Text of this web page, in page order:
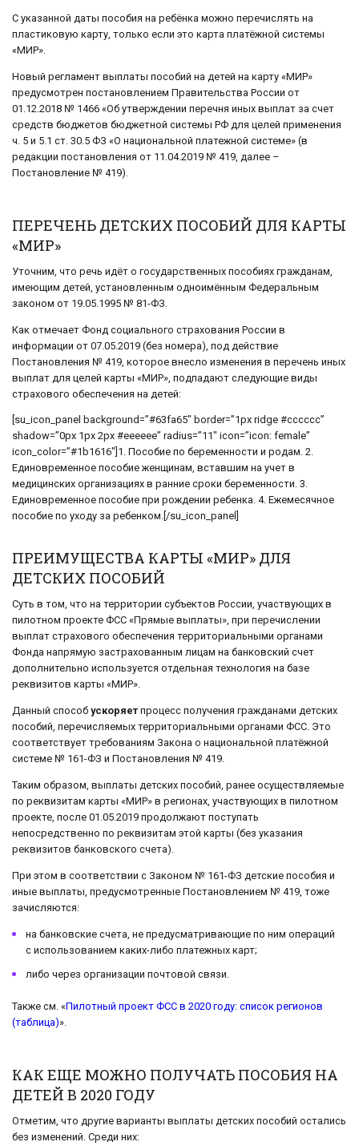
С указанной даты пособия на ребёнка можно перечислять на
пластиковую карту, только если это карта платёжной системы
«МИР».
Новый регламент выплаты пособий на детей на карту «МИР»
предусмотрен постановлением Правительства России от
01.12.2018 № 1466 «Об утверждении перечня иных выплат за счет
средств бюджетов бюджетной системы РФ для целей применения
ч. 5 и 5.1 ст. 30.5 ФЗ «О национальной платежной системе» (в
редакции постановления от 11.04.2019 № 419, далее –
Постановление № 419).
ПЕРЕЧЕНЬ ДЕТСКИХ ПОСОБИЙ ДЛЯ КАРТЫ
«МИР»
Уточним, что речь идёт о государственных пособиях гражданам,
имеющим детей, установленным одноимённым Федеральным
законом от 19.05.1995 № 81-ФЗ.
Как отмечает Фонд социального страхования России в
информации от 07.05.2019 (без номера), под действие
Постановления № 419, которое внесло изменения в перечень иных
выплат для целей карты «МИР», подпадают следующие виды
страхового обеспечения на детей:
[su_icon_panel background=”#63fa65″ border=”1px ridge #cccccc”
shadow=”0px 1px 2px #eeeeee” radius=”11″ icon=”icon: female”
icon_color=”#1b1616″]1. Пособие по беременности и родам. 2.
Единовременное пособие женщинам, вставшим на учет в
медицинских организациях в ранние сроки беременности. 3.
Единовременное пособие при рождении ребенка. 4. Ежемесячное
пособие по уходу за ребенком.[/su_icon_panel]
ПРЕИМУЩЕСТВА КАРТЫ «МИР» ДЛЯ
ДЕТСКИХ ПОСОБИЙ
Суть в том, что на территории субъектов России, участвующих в
пилотном проекте ФСС «Прямые выплаты», при перечислении
выплат страхового обеспечения территориальными органами
Фонда напрямую застрахованным лицам на банковский счет
дополнительно используется отдельная технология на базе
реквизитов карты «МИР».
Данный способ ускоряет процесс получения гражданами детских
пособий, перечисляемых территориальными органами ФСС. Это
соответствует требованиям Закона о национальной платёжной
системе № 161-ФЗ и Постановления № 419.
Таким образом, выплаты детских пособий, ранее осуществляемые
по реквизитам карты «МИР» в регионах, участвующих в пилотном
проекте, после 01.05.2019 продолжают поступать
непосредственно по реквизитам этой карты (без указания
реквизитов банковского счета).
При этом в соответствии с Законом № 161-ФЗ детские пособия и
иные выплаты, предусмотренные Постановлением № 419, тоже
зачисляются:
на банковские счета, не предусматривающие по ним операций
с использованием каких-либо платежных карт;
либо через организации почтовой связи.
Также см. «Пилотный проект ФСС в 2020 году: список регионов
(таблица)».
КАК ЕЩЕ МОЖНО ПОЛУЧАТЬ ПОСОБИЯ НА
ДЕТЕЙ В 2020 ГОДУ
Отметим, что другие варианты выплаты детских пособий остались
без изменений. Среди них: